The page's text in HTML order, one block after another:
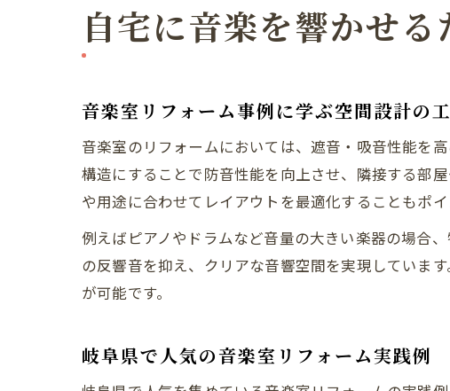
自宅に音楽を響かせ
音楽室リフォーム事例に学ぶ空間設計の
音楽室のリフォームにおいては、遮音・吸音性能を
構造にすることで防音性能を向上させ、隣接する部
や用途に合わせてレイアウトを最適化することもポイ
例えばピアノやドラムなど音量の大きい楽器の場合
の反響音を抑え、クリアな音響空間を実現していま
が可能です。
岐阜県で人気の音楽室リフォーム実践例